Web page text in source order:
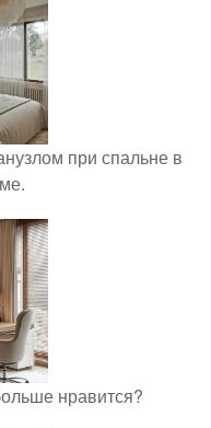
при спальне в
нравится?